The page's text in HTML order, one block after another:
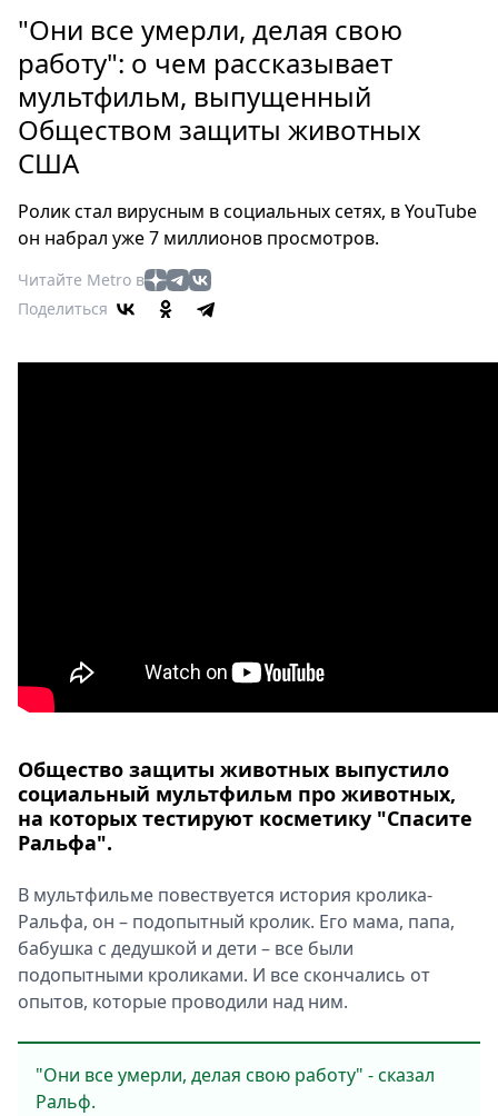
Россия
Мир
Здоровье
Еда
Театр
Кино
Афиша
Книги
"Они все умерли, делая свою
работу": о чем рассказывает
мультфильм, выпущенный
Обществом защиты животных
США
Ролик стал вирусным в социальных сетях, в YouTube
он набрал уже 7 миллионов просмотров.
Читайте Metro в
Поделиться
Общество защиты животных выпустило
социальный мультфильм про животных,
на которых тестируют косметику "Спасите
Ральфа".
В мультфильме повествуется история кролика-
Ральфа, он – подопытный кролик. Его мама, папа,
бабушка с дедушкой и дети – все были
подопытными кроликами. И все скончались от
опытов, которые проводили над ним.
"Они все умерли, делая свою работу" - сказал
Ральф.